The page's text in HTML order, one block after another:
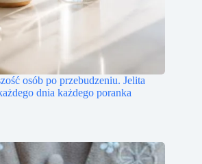
osób po przebudzeniu. Jelita
dnia każdego poranka